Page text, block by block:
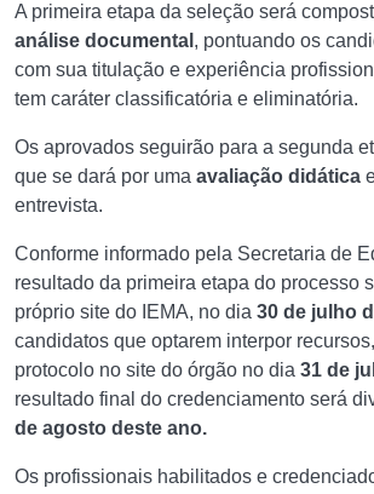
A primeira etapa da seleção será
análise documental , pontuando os
com sua titulação e experiência
tem caráter classificatória e eliminatória.
Os aprovados seguirão para a segunda
que se dará por uma avaliação didática
entrevista.
Conforme informado pela Secretaria de
resultado da primeira etapa do processo
próprio site do IEMA, no dia 30 de julho
candidatos que optarem interpor
protocolo no site do órgão no dia 31 de
resultado final do credenciamento será
de agosto deste ano.
Os profissionais habilitados e